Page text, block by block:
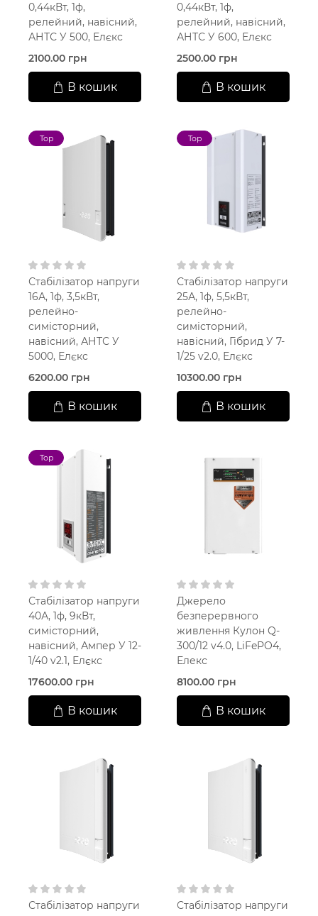
0,44кВт, 1ф,
релейний, навісний,
АНТС У 500, Елєкс
2100.00 грн
В кошик
0,44кВт, 1ф,
релейний, навісний,
АНТС У 600, Елєкс
2500.00 грн
В кошик
Top
Стабілізатор напруги
16А, 1ф, 3,5кВт,
релейно-
симісторний,
навісний, АНТС У
5000, Елєкс
6200.00 грн
В кошик
Top
Стабілізатор напруги
25А, 1ф, 5,5кВт,
релейно-
симісторний,
навісний, Гібрид У 7-
1/25 v2.0, Елєкс
10300.00 грн
В кошик
Top
Стабілізатор напруги
40А, 1ф, 9кВт,
симісторний,
навісний, Ампер У 12-
1/40 v2.1, Елєкс
17600.00 грн
В кошик
Джерело
безперервного
живлення Кулон Q-
300/12 v4.0, LiFePO4,
Елекс
8100.00 грн
В кошик
Стабілізатор напруги
Стабілізатор напруги